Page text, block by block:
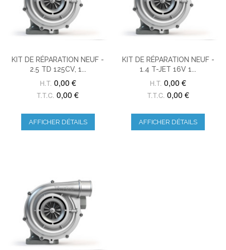
KIT DE RÉPARATION NEUF -
2.5 TD 125CV, 1...
H.T. 0,00 €
T.T.C. 0,00 €
AFFICHER DÉTAILS
KIT DE RÉPARATION NEUF -
1.4 T-JET 16V 1...
H.T. 0,00 €
T.T.C. 0,00 €
AFFICHER DÉTAILS